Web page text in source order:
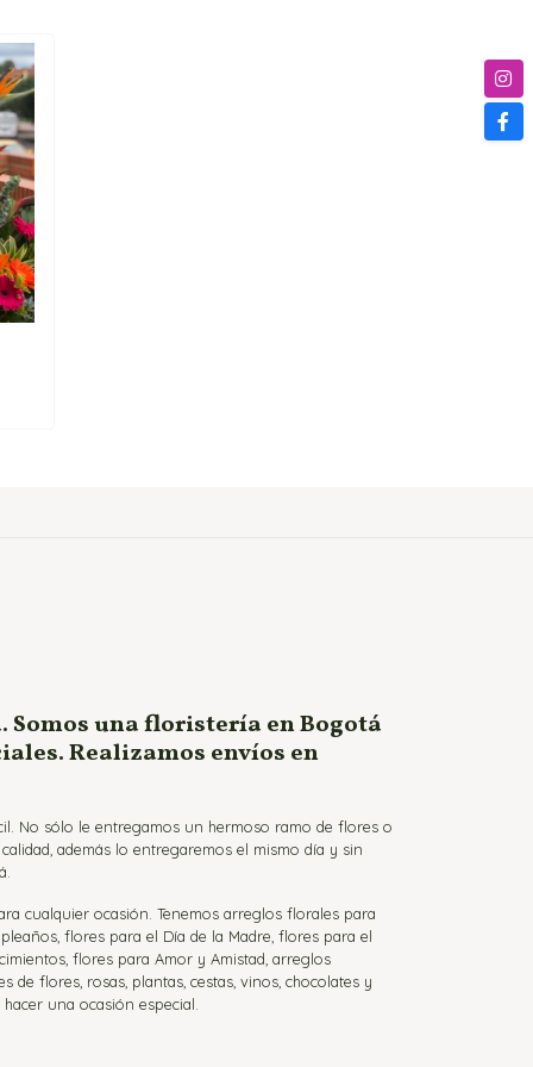
una floristería en Bogotá
Realizamos envíos en
No sólo le entregamos un hermoso ramo de flores o
además lo entregaremos el mismo día y sin
cualquier ocasión. Tenemos arreglos florales para
flores para el Día de la Madre, flores para el
flores para Amor y Amistad, arreglos
de flores, rosas, plantas, cestas, vinos, chocolates y
una ocasión especial.